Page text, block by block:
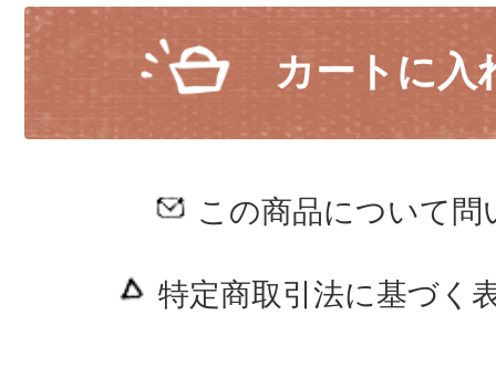
カートに入
この商品について問
特定商取引法に基づく